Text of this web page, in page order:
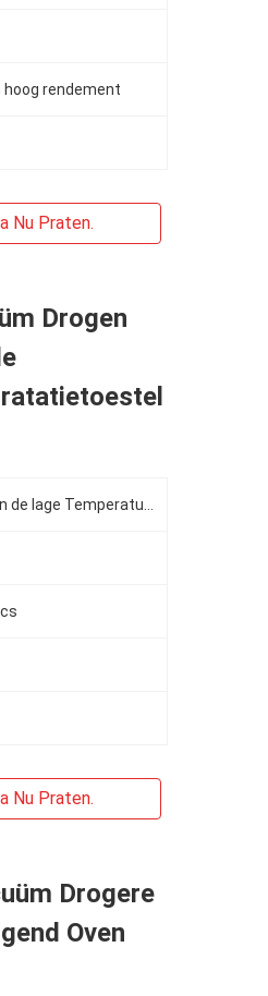
hoog rendement
Nu Praten.
Drogen
Nu Praten.
Drogere
Oven